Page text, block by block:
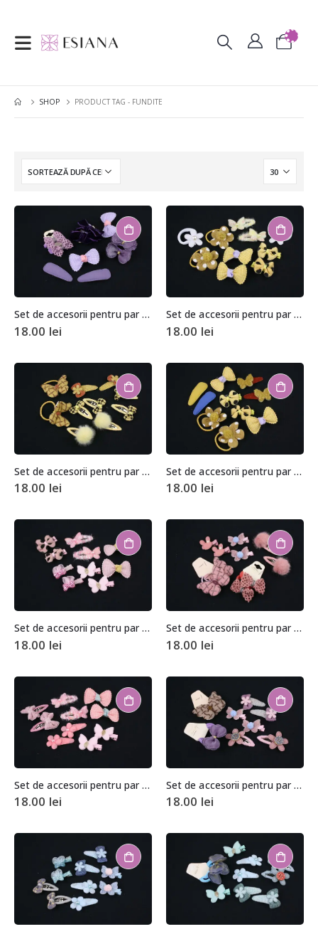
SHOP PRODUCT TAG - FUNDITE
Set de accesorii pentru par (10 bucati)
18.00 lei
Set de accesorii pentru par (10 bucati)
18.00 lei
Set de accesorii pentru par (10 bucati)
18.00 lei
Set de accesorii pentru par (10 bucati)
18.00 lei
Set de accesorii pentru par (10 bucati)
18.00 lei
Set de accesorii pentru par (10 bucati)
18.00 lei
Set de accesorii pentru par (10 bucati)
18.00 lei
Set de accesorii pentru par (10 bucati)
18.00 lei